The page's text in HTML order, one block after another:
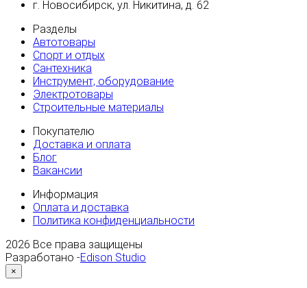
г. Новосибирск, ул. Никитина, д. 62
Разделы
Автотовары
Спорт и отдых
Сантехника
Инструмент, оборудование
Электротовары
Строительные материалы
Покупателю
Доставка и оплата
Блог
Вакансии
Информация
Оплата и доставка
Политика конфиденциальности
2026 Все права защищены
Разработано -Edison Studio
×